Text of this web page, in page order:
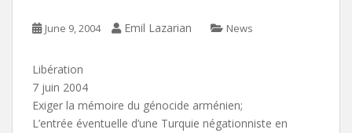
June 9, 2004 Emil Lazarian News
Libération
7 juin 2004
Exiger la mémoire du génocide arménien;
L’entrée éventuelle d’une Turquie négationniste en